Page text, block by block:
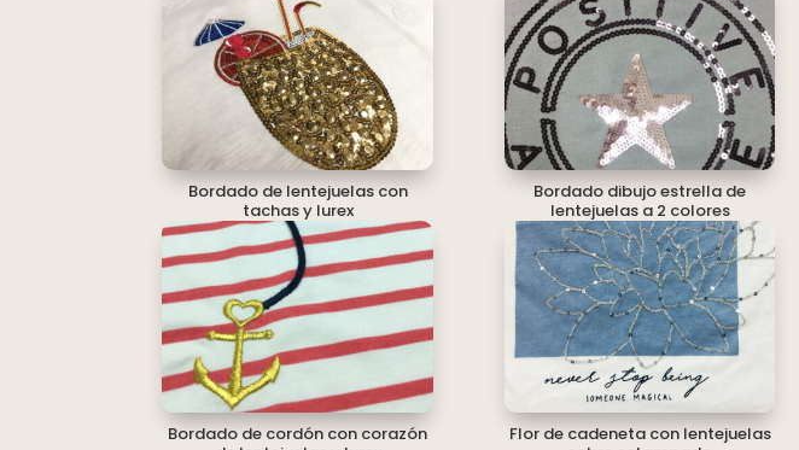
Bordado de lentejuelas con
tachas y lurex
Bordado dibujo estrella de
lentejuelas a 2 colores
Bordado de cordón con corazón
Flor de cadeneta con lentejuelas